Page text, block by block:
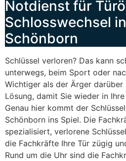
Notdienst für
Schlosswechsel
Schönborn
Schlüssel verloren? Das kann
unterwegs, beim Sport oder
Wichtiger als der Ärger
Lösung, damit Sie wieder in
Genau hier kommt der
Schönborn ins Spiel. Die
spezialisiert, verlorene
die Fachkräfte Ihre Tür zügig
Rund um die Uhr sind die